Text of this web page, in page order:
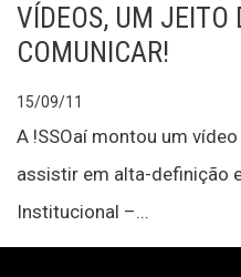
VÍDEOS, UM JEITO
COMUNICAR!
15/09/11
A !SSOaí montou um
assistir em alta-definição
Institucional –...